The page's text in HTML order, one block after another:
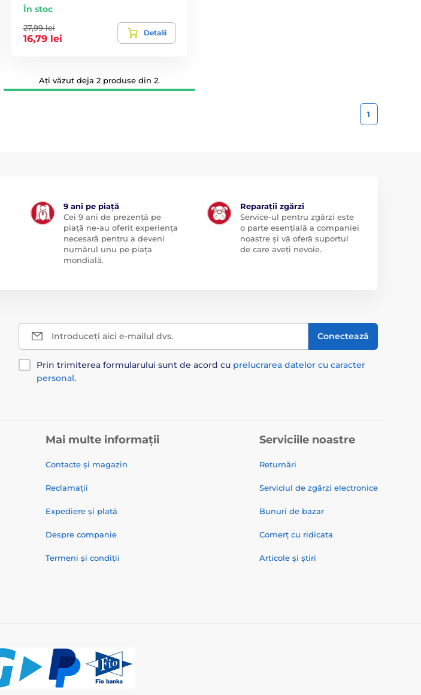
În stoc
27,99 lei
16,79 lei
Detalii
Ați văzut deja 2 produse din 2.
1
9 ani pe piață
Cei 9 ani de prezență pe
piață ne-au oferit experiența
necesară pentru a deveni
numărul unu pe piața
mondială.
Reparații zgărzi
Service-ul pentru zgărzi este
o parte esențială a companiei
noastre și vă oferă suportul
de care aveți nevoie.
Introduceți aici e-mailul dvs. Conectează
Prin trimiterea formularului sunt de acord cu prelucrarea datelor cu caracter
personal.
Mai multe informații
Contacte și magazin
Reclamații
Expediere și plată
Despre companie
Termeni și condiții
Serviciile noastre
Returnări
Serviciul de zgărzi electronice
Bunuri de bazar
Comerț cu ridicata
Articole și știri